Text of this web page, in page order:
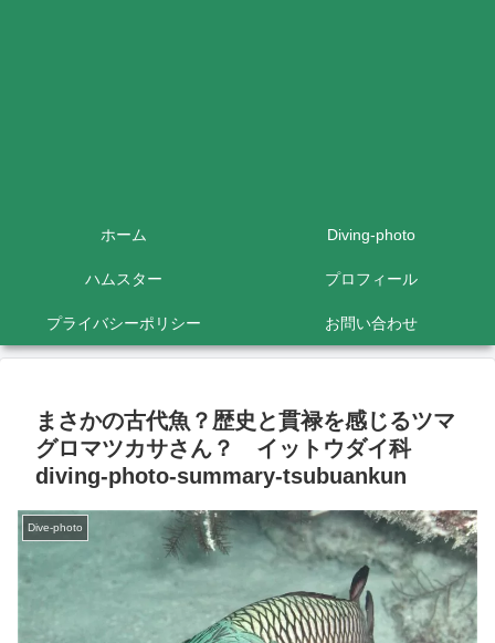
ホーム Diving-photo
ハムスター プロフィール
プライバシーポリシー お問い合わせ
まさかの古代魚？歴史と貫禄を感じるツマ
グロマツカサさん？ イットウダイ科
diving-photo-summary-tsubuankun
Dive-photo